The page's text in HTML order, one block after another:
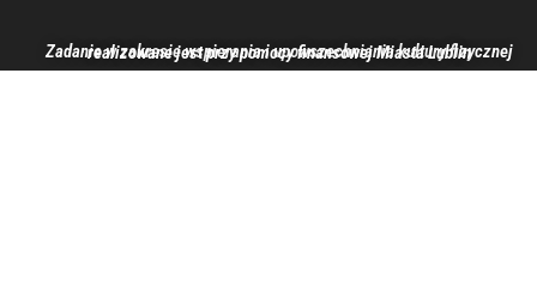
Zadanie w zakresie wspierania i upowszechniania kultury fizycznej realizowane jest przy pomocy finansowej Miasta Lublin